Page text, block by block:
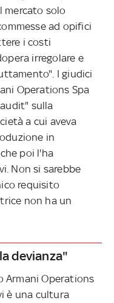
mercato solo
ad opifici
i costi
irregolare e
I giudici
Operations Spa
sulla
a cui aveva
in
poi l'ha
Non si sarebbe
requisito
non ha un
devianza"
Armani Operations
è una cultura